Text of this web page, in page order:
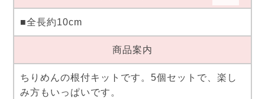
■全長約10cm
商品案内
ちりめんの根付キットです。5個セットで、楽し
み方もいっぱいです。